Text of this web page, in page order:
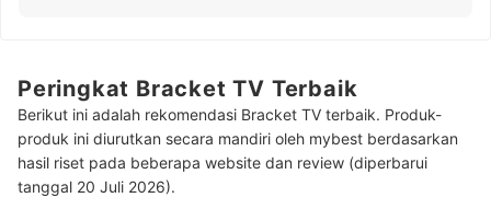
Peringkat Bracket TV Terbaik
Berikut ini adalah rekomendasi Bracket TV terbaik. Produk-
produk ini diurutkan secara mandiri oleh mybest berdasarkan
hasil riset pada beberapa website dan review (diperbarui
tanggal 20 Juli 2026).